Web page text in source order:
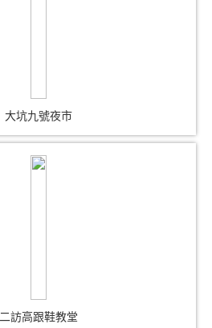
大坑九號夜市
二訪高跟鞋教堂